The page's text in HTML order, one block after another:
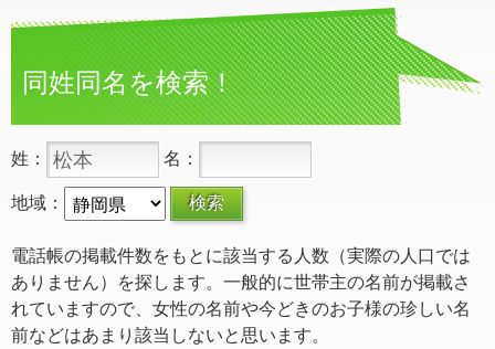
同姓同名を検索！
姓： 名：
地域：
電話帳の掲載件数をもとに該当する人数（実際の人口では
ありません）を探します。一般的に世帯主の名前が掲載さ
れていますので、女性の名前や今どきのお子様の珍しい名
前などはあまり該当しないと思います。